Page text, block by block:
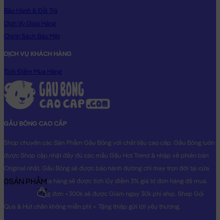
Hình ảnh Gấu Nâu Baby cài băng đô đeo yếm Apple, hình ảnh
này là hình THẬT do Shop TỰ CHỤP.
Bảo Hành & Đổi Trả
Dịch Vụ Giao Hàng
Chính Sách Bảo Mật
DỊCH VỤ KHÁCH HÀNG
Tích Điểm Mua Hàng
GẤU BÔNG CAO CẤP
Shop chuyên các Sản Phẩm Gấu Bông với chất liệu cao cấp. Gấu Bông luôn
được Shop cập nhật đầy đủ các mẫu Gấu Hot Trend & nhập về phiên bản
Original nhất. Gấu Bông sẽ được bảo hành đường chỉ may trọn đời tại cửa
hàng, Khách mua hàng sẽ được tích lũy điểm 3% giá trị đơn hàng đã mua.
Khách mua hàng đơn >300k sẽ được Giảm ngay 30k phí ship. Shop Gói
Quà & Hút chân không miễn phí + Tặng thiệp gửi lời yêu thương.
0SẢN PHẨM
0₫